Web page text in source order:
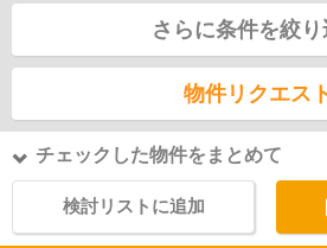
さらに条件を絞
物件リクエス
チェックした物件をまとめて
検討リストに追加